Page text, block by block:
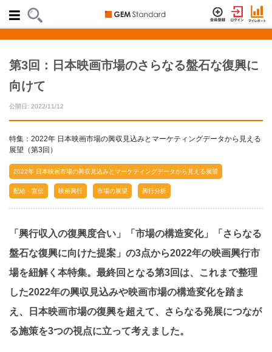
第3回：日本映画市場のさらなる盤石な復興に
向けて
公開日: 2022/11/12
特集：2022年 日本映画市場の興収見込みとマーケティングデータから見える
展望（第3回）
2022年 日本映画市場の興収見込みとマーケティングデータから見える展望
配給・宣伝 映画興行 市場の展望 興行分析
「興行収入の復興度合い」「市場の構造変化」「さらなる
盤石な復興に向けた提案」の3点から2022年の映画興行市
場を紐解く本特集。最終回となる第3回は、これまで整理
した2022年の興収見込みや映画市場の構造変化を踏ま
え、日本映画市場の復興を超えて、さらなる発展につなが
る施策を3つの視点に立って考えました。